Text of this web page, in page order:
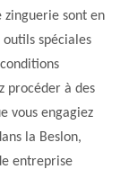
zinguerie sont en
spéciales
procéder à des
vous engagiez
la Beslon,
entreprise